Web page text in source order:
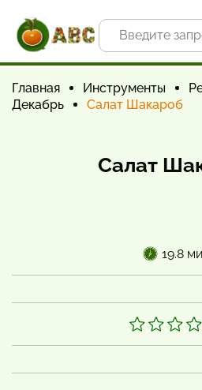
Главная Инструменты
Декабрь
Салат Шакароб
Салат
19.8